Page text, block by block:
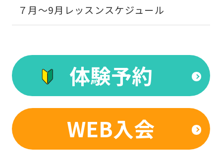
７月～9月レッスンスケジュール
体験予約
WEB入会
Click
below
(start
automatic
translation)
to
return